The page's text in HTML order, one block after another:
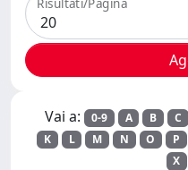
Risultati/Pagina
Vai a: 0-9 A B C
K
L M N O P
X